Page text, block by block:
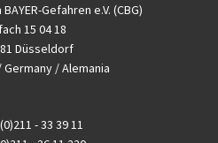
Gefahren e.V. (CBG)
15 04 18
Düsseldorf
/ Alemania
- 33 39 11